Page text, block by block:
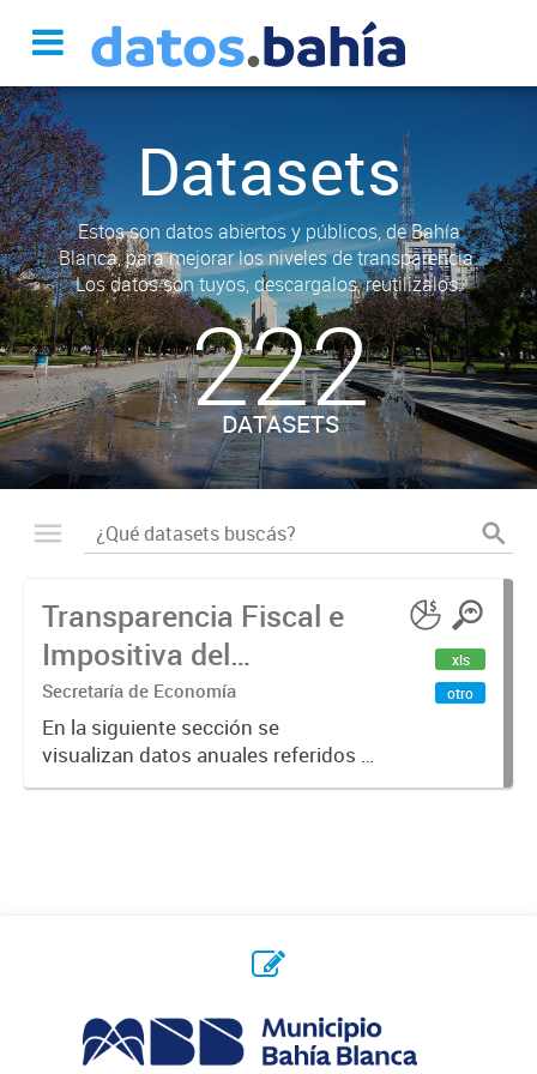
Datasets
Estos son datos abiertos y públicos, de Bahía
Blanca, para mejorar los niveles de transparencia.
Los datos son tuyos, descargalos, reutilizalos.
222
DATASETS
Transparencia Fiscal e
Impositiva del
Municipio. Año 2023
Secretaría de Economía
En la siguiente sección se
visualizan datos anuales referidos a
la transparencia fiscal e impositiva
xls
otro